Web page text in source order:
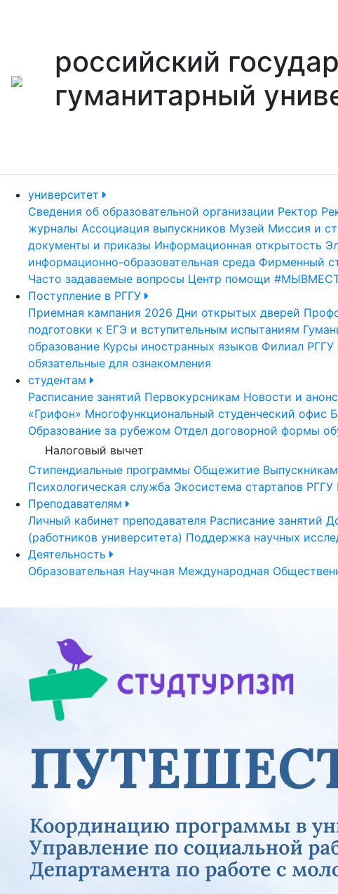
российский
гуманитарный
университет
Сведения об образовательной организации Ректор
журналы Ассоциация выпускников Музей Миссия и
документы и приказы Информационная открытость
информационно-образовательная среда Фирменный
Часто задаваемые вопросы Центр помощи
Поступление в РГГУ
Приемная кампания 2026 Дни открытых дверей
подготовки к ЕГЭ и вступительным испытаниям
образование Курсы иностранных языков Филиал РГГУ
обязательные для ознакомления
студентам
Расписание занятий Первокурсникам Новости и
«Грифон» Многофункциональный студенческий офис
Образование за рубежом Отдел договорной формы
Налоговый вычет
Стипендиальные программы Общежитие Выпускникам
Психологическая служба Экосистема стартапов РГГУ
Преподавателям
Личный кабинет преподавателя Расписание занятий
(работников университета) Поддержка научных
Деятельность
Образовательная Научная Международная